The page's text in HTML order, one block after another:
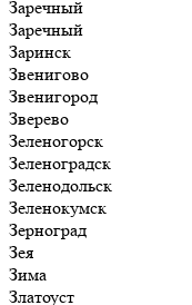
Заречный
Заречный
Заринск
Звенигово
Звенигород
Зверево
Зеленогорск
Зеленоградск
Зеленодольск
Зеленокумск
Зерноград
Зея
Зима
Златоуст